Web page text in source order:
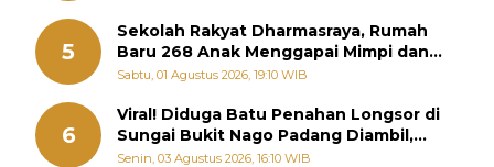
5
Sekolah Rakyat Dharmasraya, Rumah
Baru 268 Anak Menggapai Mimpi dan
Memutus Rantai Kemiskinan
Sabtu, 01 Agustus 2026, 19:10 WIB
6
Viral! Diduga Batu Penahan Longsor di
Sungai Bukit Nago Padang Diambil,
Warga Khawatir Bencana Terulang
Senin, 03 Agustus 2026, 16:10 WIB